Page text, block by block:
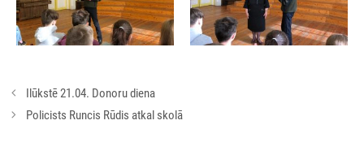
Rakstu
navigācija
Ilūkstē 21.04. Donoru diena
Policists Runcis Rūdis atkal skolā